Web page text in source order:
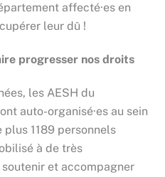
affecté·es en
leur dû !
progresser nos droits
les AESH du
auto-organisé·es au sein
1189 personnels
à de très
et accompagner